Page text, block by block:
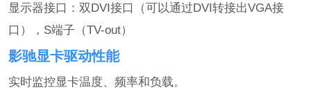
显示器接口：双DVI接口（可以通过DVI转接出VGA接
口），S端子（TV-out）
影驰显卡驱动性能
实时监控显卡温度、频率和负载。